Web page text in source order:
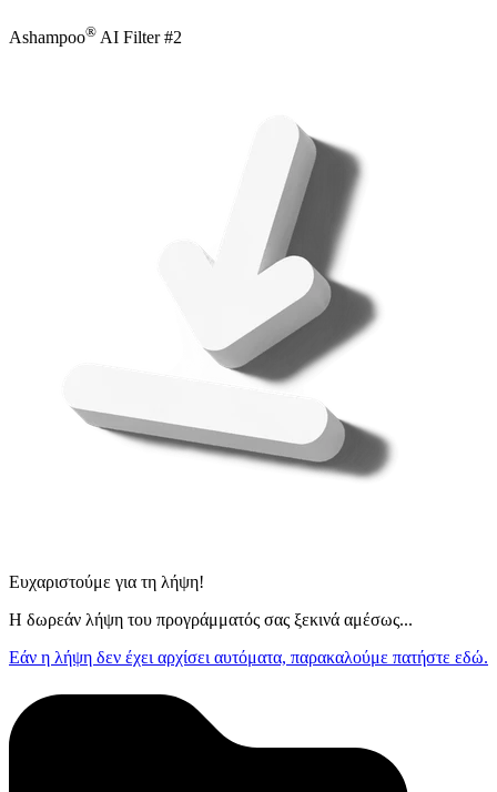
Ashampoo® AI Filter #2
Ευχαριστούμε για τη λήψη!
Η δωρεάν λήψη του προγράμματός σας ξεκινά αμέσως...
Εάν η λήψη δεν έχει αρχίσει αυτόματα, παρακαλούμε πατήστε εδώ.